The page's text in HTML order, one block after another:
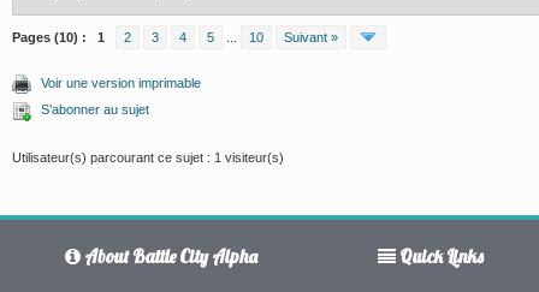
Pages (10) : 1 2 3 4 5 10 Suivant »
Voir une version imprimable
S’abonner au sujet
Utilisateur(s) parcourant ce sujet : 1 visiteur(s)
About Battle City Alpha Quick Links